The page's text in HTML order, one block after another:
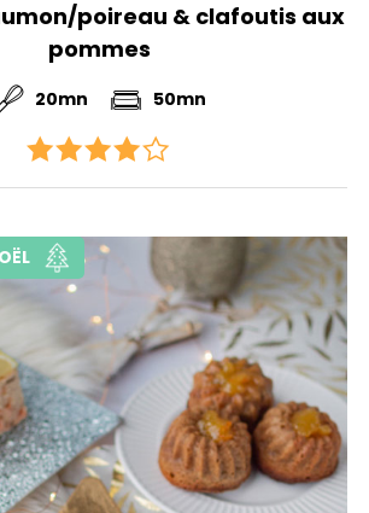
poireau & clafoutis aux
pommes
20mn 50mn